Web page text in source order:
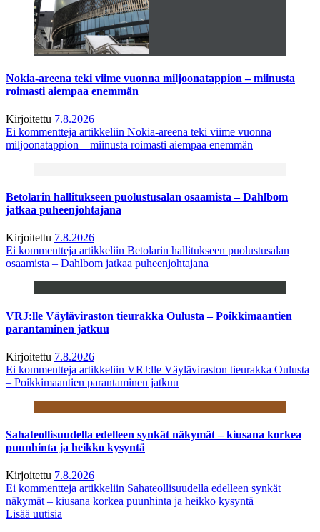
Nokia-areena teki viime vuonna miljoonatappion – miinusta
roimasti aiempaa enemmän
Kirjoitettu 7.8.2026
Ei kommentteja artikkeliin Nokia-areena teki viime vuonna
miljoonatappion – miinusta roimasti aiempaa enemmän
Betolarin hallitukseen puolustusalan osaamista – Dahlbom
jatkaa puheenjohtajana
Kirjoitettu 7.8.2026
Ei kommentteja artikkeliin Betolarin hallitukseen puolustusalan
osaamista – Dahlbom jatkaa puheenjohtajana
VRJ:lle Väyläviraston tieurakka Oulusta – Poikkimaantien
parantaminen jatkuu
Kirjoitettu 7.8.2026
Ei kommentteja artikkeliin VRJ:lle Väyläviraston tieurakka Oulusta
– Poikkimaantien parantaminen jatkuu
Sahateollisuudella edelleen synkät näkymät – kiusana korkea
puunhinta ja heikko kysyntä
Kirjoitettu 7.8.2026
Ei kommentteja artikkeliin Sahateollisuudella edelleen synkät
näkymät – kiusana korkea puunhinta ja heikko kysyntä
Lisää uutisia